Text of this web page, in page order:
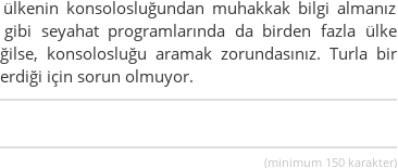
konsolosluğundan muhakkak bilgi almanız
gibi seyahat programlarında da birden fazla ülke
konsolosluğu aramak zorundasınız. Turla bir
için sorun olmuyor.
(minimum 150 karakter)